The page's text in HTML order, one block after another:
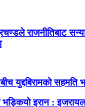
राजनीतिबाट
युद्दबिरामको सहमति
इरान :